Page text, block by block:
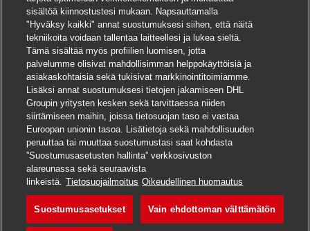
Hae tätä työpaikkaa
Tallenna työpaikka
sisältöä kiinnostustesi mukaan. Napsauttamalla
"Hyväksy kaikki" annat suostumuksesi siihen, että näitä
tekniikoita voidaan tallentaa laitteellesi ja lukea sieltä.
Tämä sisältää myös profiilien luomisen, jotta
palvelumme olisivat mahdollisimman helppokäyttöisiä ja
asiakaskohtaisia sekä tukisivat markkinointitoimiamme.
Lisäksi annat suostumuksesi tietojen jakamiseen DHL
Groupin yritysten kesken sekä tarvittaessa niiden
siirtämiseen maihin, joissa tietosuojan taso ei vastaa
Euroopan unionin tasoa. Lisätietoja sekä mahdollisuuden
peruuttaa tai muuttaa suostumustasi saat kohdasta
”Suostumusasetusten hallinta” verkkosivuston
alareunassa sekä seuraavista
linkeistä. Tietosuojailmoitus Oikeudellinen huomautus
Suostumusasetukset Vain ehdottoman välttämätön